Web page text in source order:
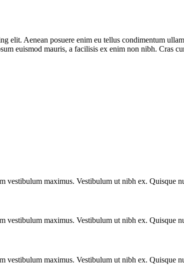
elit. Aenean posuere enim eu tellus condimentum
euismod mauris, a facilisis ex enim non nibh. Cras
vestibulum maximus. Vestibulum ut nibh ex. Quisque
vestibulum maximus. Vestibulum ut nibh ex. Quisque
vestibulum maximus. Vestibulum ut nibh ex. Quisque